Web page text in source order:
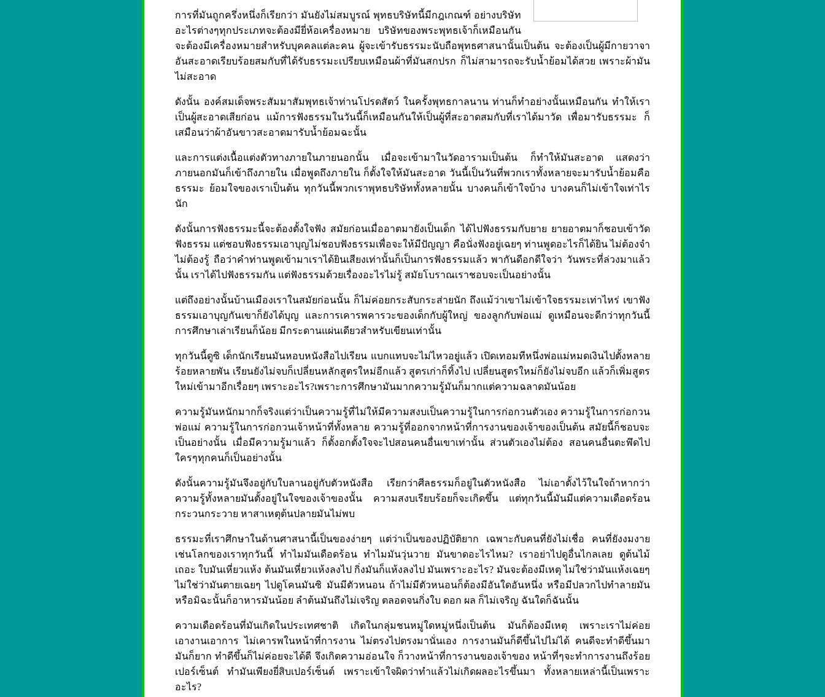
การที่มันถูกครึ่งหนึ่งก็เรียกว่า มันยังไม่สมบูรณ์ พุทธบริษัทนี้มีกฎเกณฑ์ อย่างบริษัท
อะไรต่างๆทุกประเภทจะต้องมียี่ห้อเครื่องหมาย บริษัทของพระพุทธเจ้าก็เหมือนกัน
จะต้องมีเครื่องหมายสำหรับบุคคลแต่ละคน ผู้จะเข้ารับธรรมะนับถือพุทธศาสนานั้นเป็นต้น จะต้องเป็นผู้มีกายวาจา
อันสะอาดเรียบร้อยสมกับที่ได้รับธรรมะเปรียบเหมือนผ้าที่มันสกปรก ก็ไม่สามารถจะรับน้ำย้อมได้สวย เพราะผ้ามัน
ไม่สะอาด
ดังนั้น องค์สมเด็จพระสัมมาสัมพุทธเจ้าท่านโปรดสัตว์ ในครั้งพุทธกาลนาน ท่านก็ทำอย่างนั้นเหมือนกัน ทำให้เรา
เป็นผู้สะอาดเสียก่อน แม้การฟังธรรมในวันนี้ก็เหมือนกันให้เป็นผู้ที่สะอาดสมกับที่เราได้มาวัด เพื่อมารับธรรมะ ก็
เสมือนว่าผ้าอันขาวสะอาดมารับน้ำย้อมฉะนั้น
และการแต่งเนื้อแต่งตัวทางภายในภายนอกนั้น เมื่อจะเข้ามาในวัดอารามเป็นต้น ก็ทำให้มันสะอาด แสดงว่า
ภายนอกมันก็เข้าถึงภายใน เมื่อพูดถึงภายใน ก็ตั้งใจให้มันสะอาด วันนี้เป็นวันที่พวกเราทั้งหลายจะมารับน้ำย้อมคือ
ธรรมะ ย้อมใจของเราเป็นต้น ทุกวันนี้พวกเราพุทธบริษัททั้งหลายนั้น บางคนก็เข้าใจบ้าง บางคนก็ไม่เข้าใจเท่าไร
นัก
ดังนั้นการฟังธรรมะนี้จะต้องตั้งใจฟัง สมัยก่อนเมื่ออาตมายังเป็นเด็ก ได้ไปฟังธรรมกับยาย ยายอาตมาก็ชอบเข้าวัด
ฟังธรรม แต่ชอบฟังธรรมเอาบุญไม่ชอบฟังธรรมเพื่อจะให้มีปัญญา คือนั่งฟังอยู่เฉยๆ ท่านพูดอะไรก็ได้ยิน ไม่ต้องจำ
ไม่ต้องรู้ ถือว่าคำท่านพูดเข้ามาเราได้ยินเสียงเท่านั้นก็เป็นการฟังธรรมแล้ว พากันดีอกดีใจว่า วันพระที่ล่วงมาแล้ว
นั้น เราได้ไปฟังธรรมกัน แต่ฟังธรรมด้วยเรื่องอะไรไม่รู้ สมัยโบราณเราชอบจะเป็นอย่างนั้น
แต่ถึงอย่างนั้นบ้านเมืองเราในสมัยก่อนนั้น ก็ไม่ค่อยกระสับกระส่ายนัก ถึงแม้ว่าเขาไม่เข้าใจธรรมะเท่าไหร่ เขาฟัง
ธรรมเอาบุญกันเขาก็ยังได้บุญ และการเคารพคารวะของเด็กกับผู้ใหญ่ ของลูกกับพ่อแม่ ดูเหมือนจะดีกว่าทุกวันนี้
การศึกษาเล่าเรียนก็น้อย มีกระดานแผ่นเดียวสำหรับเขียนเท่านั้น
ทุกวันนี้ดูซิ เด็กนักเรียนมันหอบหนังสือไปเรียน แบกแทบจะไม่ไหวอยู่แล้ว เปิดเทอมทีหนึ่งพ่อแม่หมดเงินไปตั้งหลาย
ร้อยหลายพัน เรียนยังไม่จบก็เปลี่ยนหลักสูตรใหม่อีกแล้ว สูตรเก่าก็ทิ้งไป เปลี่ยนสูตรใหม่ก็ยังไม่จบอีก แล้วก็เพิ่มสูตร
ใหม่เข้ามาอีกเรื่อยๆ เพราะอะไร?เพราะการศึกษามันมากความรู้มันก็มากแต่ความฉลาดมันน้อย
ความรู้มันหนักมากก็จริงแต่ว่าเป็นความรู้ที่ไม่ให้มีความสงบเป็นความรู้ในการก่อกวนตัวเอง ความรู้ในการก่อกวน
พ่อแม่ ความรู้ในการก่อกวนเจ้าหน้าที่ทั้งหลาย ความรู้ที่ออกจากหน้าที่การงานของเจ้าของเป็นต้น สมัยนี้ก็ชอบจะ
เป็นอย่างนั้น เมื่อมีความรู้มาแล้ว ก็ตั้งอกตั้งใจจะไปสอนคนอื่นเขาเท่านั้น ส่วนตัวเองไม่ต้อง สอนคนอื่นตะพึดไป
ใครๆทุกคนก็เป็นอย่างนั้น
ดังนั้นความรู้มันจึงอยู่กับใบลานอยู่กับตัวหนังสือ เรียกว่าศีลธรรมก็อยู่ในตัวหนังสือ ไม่เอาตั้งไว้ในใจถ้าหากว่า
ความรู้ทั้งหลายมันตั้งอยู่ในใจของเจ้าของนั้น ความสงบเรียบร้อยก็จะเกิดขึ้น แต่ทุกวันนี้มันมีแต่ความเดือดร้อน
กระวนกระวาย หาสาเหตุต้นปลายมันไม่พบ
ธรรมะที่เราศึกษาในด้านศาสนานี้เป็นของง่ายๆ แต่ว่าเป็นของปฏิบัติยาก เฉพาะกับคนที่ยังไม่เชื่อ คนที่ยังงมงาย
เช่นโลกของเราทุกวันนี้ ทำไมมันเดือดร้อน ทำไมมันวุ่นวาย มันขาดอะไรไหม? เราอย่าไปดูอื่นไกลเลย ดูต้นไม้
เถอะ ใบมันเหี่ยวแห้ง ต้นมันเหี่ยวแห้งลงไป กิ่งมันก็แห้งลงไป มันเพราะอะไร? มันจะต้องมีเหตุ ไม่ใช่ว่ามันแห้งเฉยๆ
ไม่ใช่ว่ามันตายเฉยๆ ไปดูโคนมันซิ มันมีตัวหนอน ถ้าไม่มีตัวหนอนก็ต้องมีอันใดอันหนึ่ง หรือมีปลวกไปทำลายมัน
หรือมิฉะนั้นก็อาหารมันน้อย ลำต้นมันถึงไม่เจริญ ตลอดจนกิ่งใบ ดอก ผล ก็ไม่เจริญ ฉันใดก็ฉันนั้น
ความเดือดร้อนที่มันเกิดในประเทศชาติ เกิดในกลุ่มชนหมู่ใดหมู่หนึ่งเป็นต้น มันก็ต้องมีเหตุ เพราะเราไม่ค่อย
เอางานเอาการ ไม่เคารพในหน้าที่การงาน ไม่ตรงไปตรงมานั่นเอง การงานมันก็ดีขึ้นไปไม่ได้ คนดีจะทำดีขึ้นมา
มันก็ยาก ทำดีขึ้นก็ไม่ค่อยจะได้ดี จึงเกิดความอ่อนใจ ก็วางหน้าที่การงานของเจ้าของ หน้าที่ๆจะทำการงานถึงร้อย
เปอร์เซ็นต์ ทำมันเพียงยี่สิบเปอร์เซ็นต์ เพราะเข้าใจผิดว่าทำแล้วไม่เกิดผลอะไรขึ้นมา ทั้งหลายเหล่านี้เป็นเพราะ
อะไร?